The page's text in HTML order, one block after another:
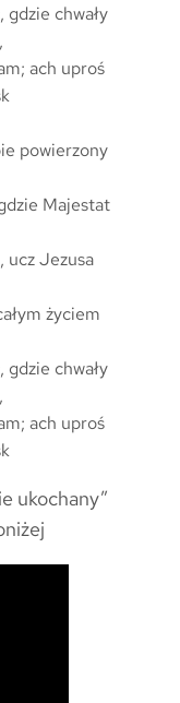
gdzie chwały
ach uproś
powierzony
Majestat
ucz Jezusa
życiem
gdzie chwały
ach uproś
ukochany”